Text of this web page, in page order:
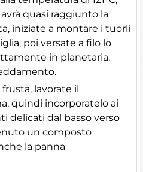
quasi raggiunto la
iniziate a montare i tuorli
poi versate a filo lo
in planetaria.
lavorate il
quindi incorporatelo ai
delicati dal basso verso
un composto
la panna